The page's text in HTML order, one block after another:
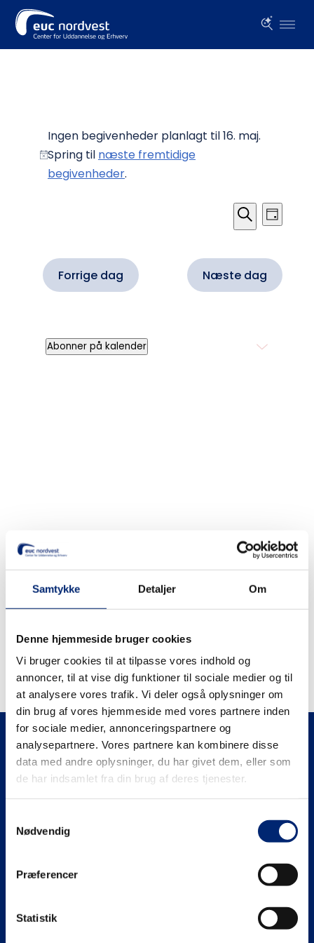
Samtykke Detaljer Om
Denne hjemmeside bruger cookies
Vi bruger cookies til at tilpasse vores indhold og
annoncer, til at vise dig funktioner til sociale medier og til
at analysere vores trafik. Vi deler også oplysninger om
din brug af vores hjemmeside med vores partnere inden
for sociale medier, annonceringspartnere og
analysepartnere. Vores partnere kan kombinere disse
data med andre oplysninger, du har givet dem, eller som
de har indsamlet fra din brug af deres tjenester.
Nødvendig
Præferencer
Statistik
for
16.
maj
Notice
Ingen begivenheder planlagt til 16. maj.
Spring til næste fremtidige
begivenheder.
Søgning
Søg
begivenheder
Dag
Forrige dag Næste dag
Abonner på kalender
Søg
Recent Posts
Recent Comments
Der er ingen kommentarer at vise.
Mandag–Torsdag fra 07:30–15:30
+45 99 19 19 19